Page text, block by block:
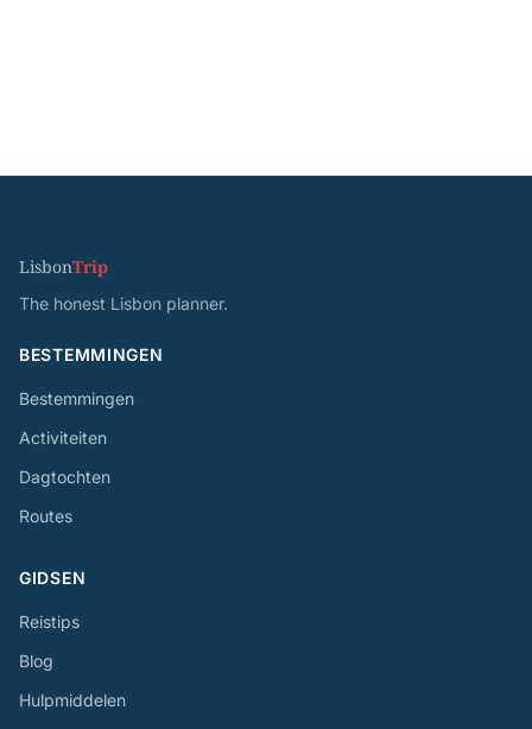
LisbonTrip
The honest Lisbon planner.
BESTEMMINGEN
Bestemmingen
Activiteiten
Dagtochten
Routes
GIDSEN
Reistips
Blog
Hulpmiddelen